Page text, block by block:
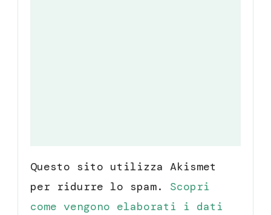
Questo sito utilizza Akismet
per ridurre lo spam. Scopri
come vengono elaborati i dati